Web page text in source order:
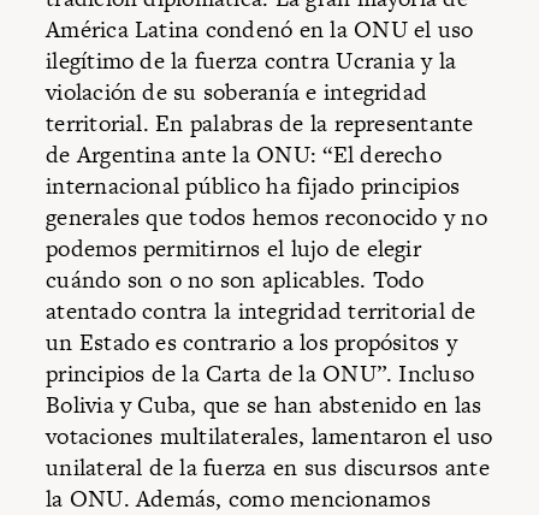
América Latina condenó en la ONU el uso
ilegítimo de la fuerza contra Ucrania y la
violación de su soberanía e integridad
territorial. En palabras de la representante
de Argentina ante la ONU: “El derecho
internacional público ha fijado principios
generales que todos hemos reconocido y no
podemos permitirnos el lujo de elegir
cuándo son o no son aplicables. Todo
atentado contra la integridad territorial de
un Estado es contrario a los propósitos y
principios de la Carta de la ONU”. Incluso
Bolivia y Cuba, que se han abstenido en las
votaciones multilaterales, lamentaron el uso
unilateral de la fuerza en sus discursos ante
la ONU. Además, como mencionamos